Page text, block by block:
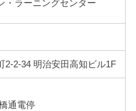
・ラーニングセンター
2-2-34 明治安田高知ビル1F
通電停